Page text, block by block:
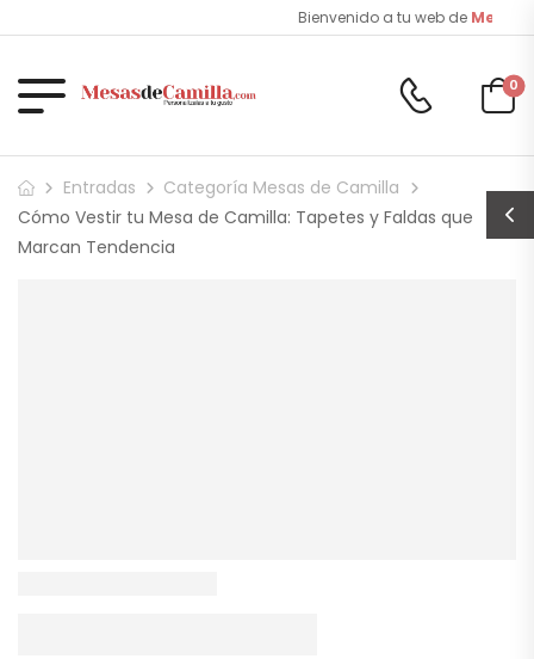
Bienvenido a tu web deMesas
0
Entradas
Categoría Mesas de Camilla
Cómo Vestir tu Mesa de Camilla: Tapetes y Faldas que
Marcan Tendencia